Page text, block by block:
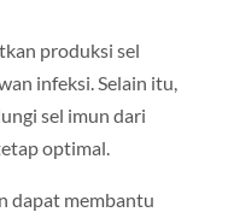
produksi sel
infeksi. Selain itu,
sel imun dari
optimal.
dapat membantu